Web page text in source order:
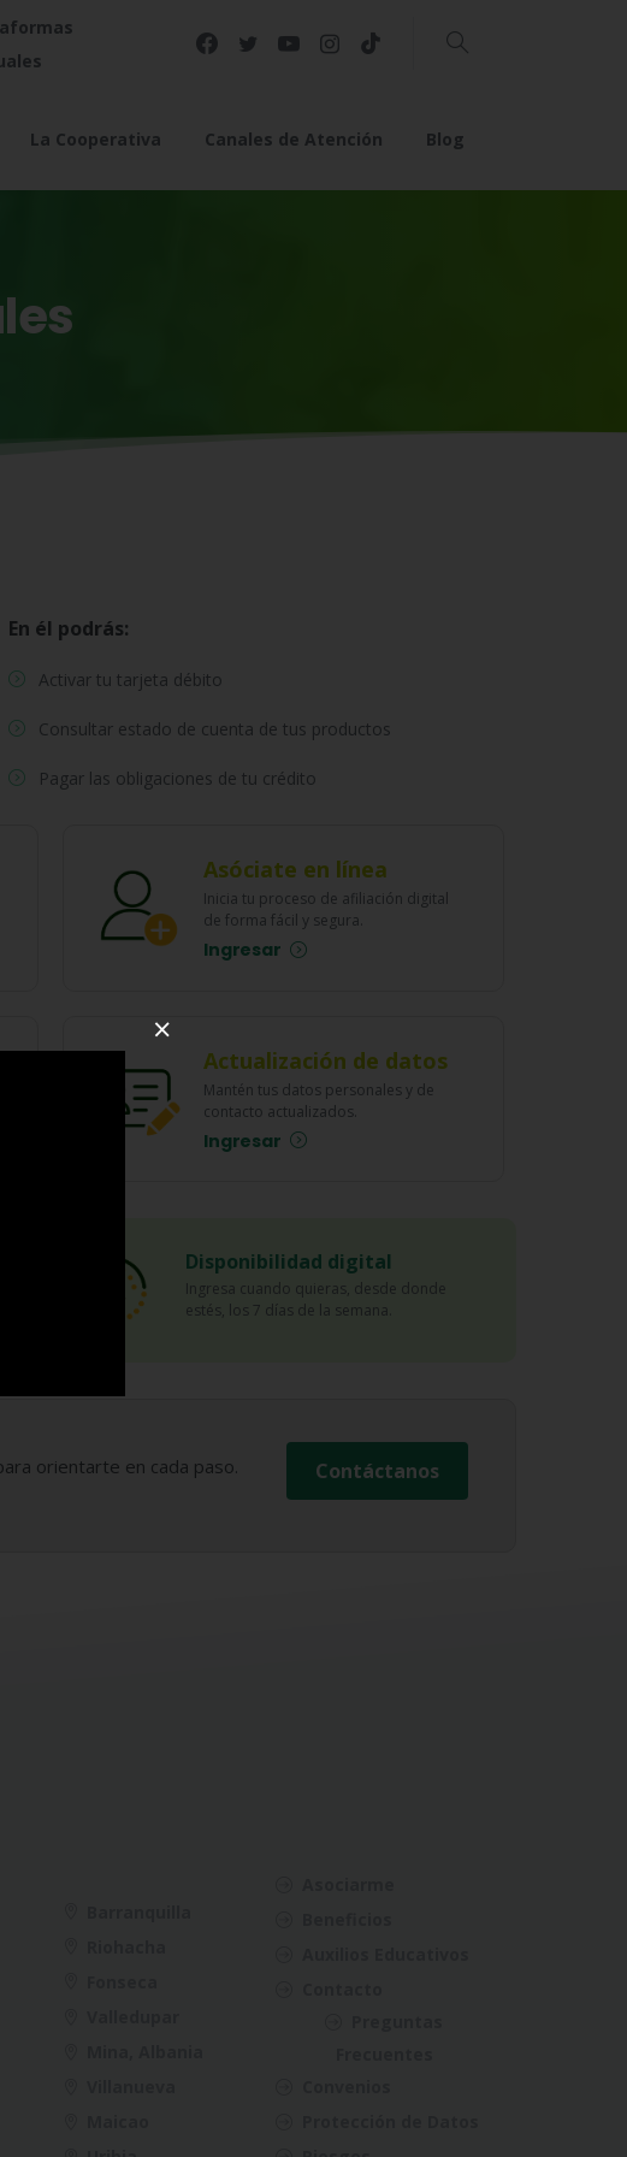
Buscar
La Cooperativa Canales de Atención Blog
En él podrás:
Activar tu tarjeta débito
Consultar estado de cuenta de tus productos
Pagar las obligaciones de tu crédito
Asóciate en línea
Inicia tu proceso de afiliación digital
de forma fácil y segura.
Ingresar
Actualización de datos
Mantén tus datos personales y de
contacto actualizados.
Ingresar
Disponibilidad digital
Ingresa cuando quieras, desde donde
estés, los 7 días de la semana.
orientarte en cada paso. Contáctanos
×